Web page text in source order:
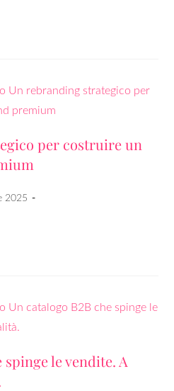
per costruire un
2025
spinge le vendite. A